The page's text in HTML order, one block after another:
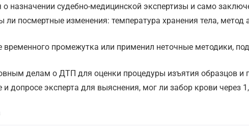
назначении судебно-медицинской экспертизы и само
ли посмертные изменения: температура хранения тела,
временного промежутка или применил неточные методики,
делам о ДТП для оценки процедуры изъятия образцов и
допросе эксперта для выяснения, мог ли забор крови через